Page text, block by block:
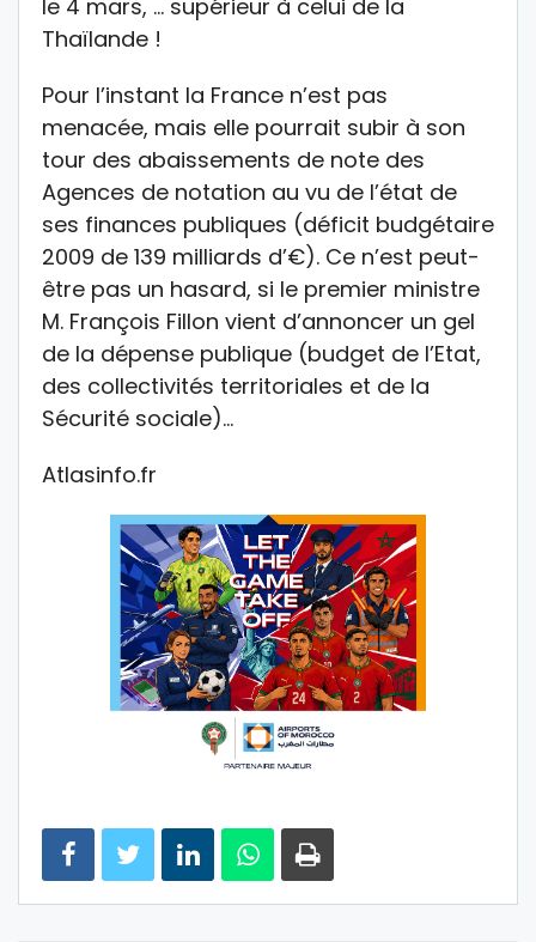
le 4 mars, … supérieur à celui de la
Thaïlande !
Pour l’instant la France n’est pas
menacée, mais elle pourrait subir à son
tour des abaissements de note des
Agences de notation au vu de l’état de
ses finances publiques (déficit budgétaire
2009 de 139 milliards d’€). Ce n’est peut-
être pas un hasard, si le premier ministre
M. François Fillon vient d’annoncer un gel
de la dépense publique (budget de l’Etat,
des collectivités territoriales et de la
Sécurité sociale)…
Atlasinfo.fr